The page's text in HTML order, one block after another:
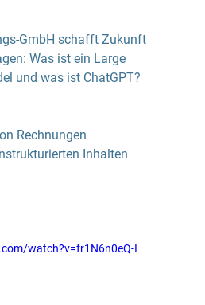
GmbH schafft Zukunft
Was ist ein Large
und was ist ChatGPT?
Rechnungen
Inhalten
watch?v=fr1N6n0eQ-I